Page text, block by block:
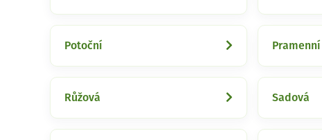
Potoční Pramenní
Růžová Sadová